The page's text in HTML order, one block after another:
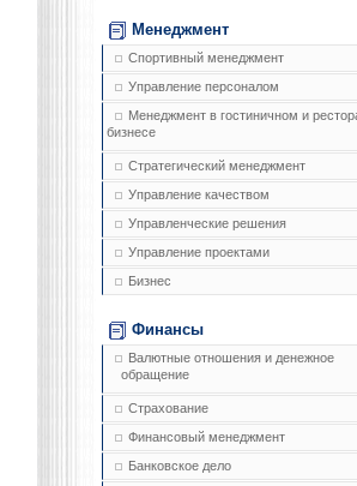
Менеджмент
Спортивный менеджмент
Управление персоналом
Менеджмент в гостиничном и
бизнесе
Стратегический менеджмент
Управление качеством
Управленческие решения
Управление проектами
Бизнес
Финансы
Валютные отношения и денежное
обращение
Страхование
Финансовый менеджмент
Банковское дело